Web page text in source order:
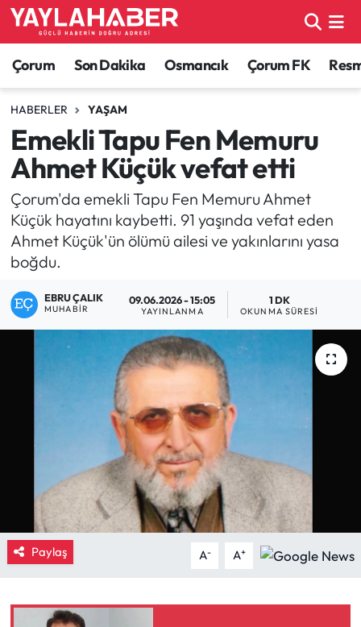
Çorum Son Dakika Osmancık Çorum FK
HABERLER YAŞAM
Emekli Tapu Fen Memuru
Ahmet Küçük vefat etti
Çorum'da emekli Tapu Fen Memuru Ahmet
Küçük hayatını kaybetti. 91 yaşında vefat eden
Ahmet Küçük'ün ölümü ailesi ve yakınlarını yasa
boğdu.
EBRU ÇALIK
MUHABIR
09.06.2026 - 15:05
YAYINLANMA
1 DK
OKUNMA SÜRESI
Paylaş A- A+
Alaca Haberleri
Bayat Haberleri
Bilgi - Keşfet Haberleri
Bilim ve Teknoloji
Boğazkale Haberleri
Çorum Haberleri
Çorum Son Dakika Haberleri
Dodurga Haberleri
Güncel
İskilip Haberleri
Kargı Haberleri
Çorum Nöbetçi Eczaneler
Çorum Hava Durumu
Çorum Namaz Vakitleri
Çorum Trafik Yoğunluk Haritası
TFF 1.Lig Puan Durumu ve Fikstür
Tüm Manşetler
Son Dakika Haberleri
Haber Arşivi